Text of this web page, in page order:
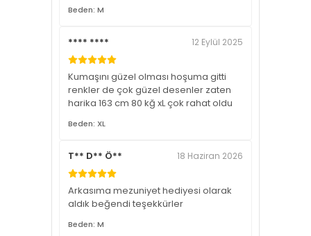
Beden: M
**** **** 12 Eylül 2025
Kumaşını güzel olması hoşuma gitti
renkler de çok güzel desenler zaten
harika 163 cm 80 kğ xL çok rahat oldu
Beden: XL
T** D** Ö** 18 Haziran 2026
Arkasıma mezuniyet hediyesi olarak
aldık beğendi teşekkürler
Beden: M